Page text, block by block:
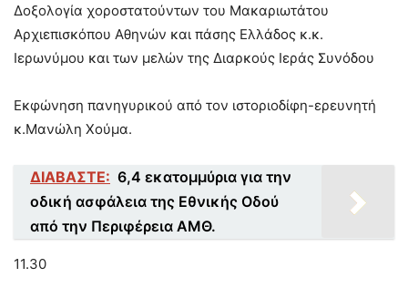
Δοξολογία χοροστατούντων του Μακαριωτάτου
Αρχιεπισκόπου Αθηνών και πάσης Ελλάδος κ.κ.
Ιερωνύμου και των μελών της Διαρκούς Ιεράς Συνόδου
Εκφώνηση πανηγυρικού από τον ιστοριοδίφη-ερευνητή
κ.Μανώλη Χούμα.
ΔΙΑΒΑΣΤΕ: 6,4 εκατομμύρια για την
οδική ασφάλεια της Εθνικής Οδού
από την Περιφέρεια ΑΜΘ.
11.30